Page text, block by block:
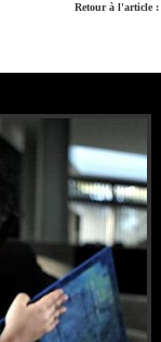
Retour à l'article :